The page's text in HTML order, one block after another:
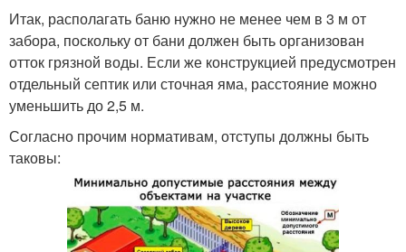
Итак, располагать баню нужно не менее чем в 3 м от
забора, поскольку от бани должен быть организован
отток грязной воды. Если же конструкцией предусмотрен
отдельный септик или сточная яма, расстояние можно
уменьшить до 2,5 м.
Согласно прочим нормативам, отступы должны быть
таковы: